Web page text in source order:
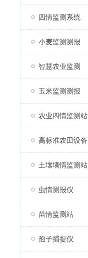
四情监测系统
小麦监测测报
智慧农业监测
玉米监测测报
农业四情监测站
高标准农田设备
土壤墒情监测站
虫情测报仪
苗情监测站
孢子捕捉仪